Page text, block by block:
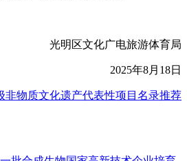
光明区文化广电旅游体育局
2025年8月18日
非物质文化遗产代表性项目名录推荐